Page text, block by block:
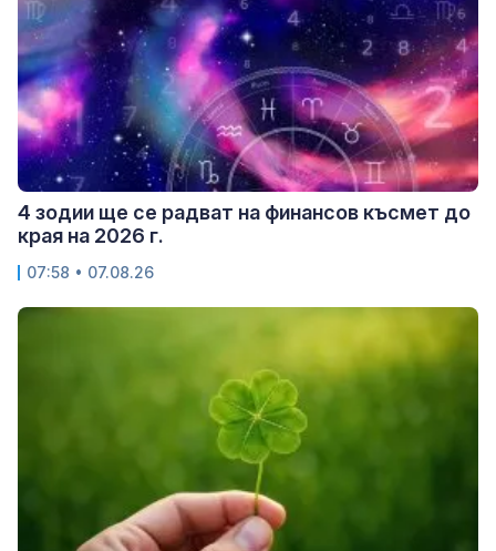
4 зодии ще се радват на финансов късмет до
края на 2026 г.
07:58 • 07.08.26